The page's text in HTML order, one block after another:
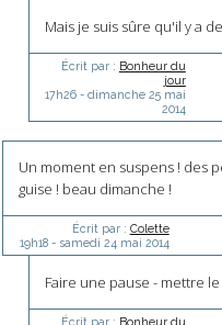
Mais je suis sûre qu'il y a
Écrit par : Bonheur du
jour
17h26- dimanche 25 mai
2014
Un moment en suspens ! des
guise ! beau dimanche !
Écrit par : Colette
19h18- samedi 24 mai 2014
Faire une pause - mettre
Écrit par : Bonheur du